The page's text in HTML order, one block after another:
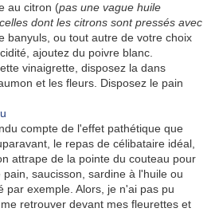
au citron (pas une vague huile
dont les citrons sont pressés avec
banyuls, ou tout autre de votre choix
ajoutez du poivre blanc.
vinaigrette, disposez la dans
et les fleurs. Disposez le pain
compte de l'effet pathétique que
le repas de célibataire idéal,
attrape de la pointe du couteau pour
saucisson, sardine à l'huile ou
par exemple. Alors, je n'ai pas pu
retrouver devant mes fleurettes et